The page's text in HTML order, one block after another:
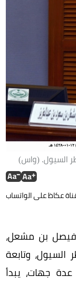
السيول. (واس)
عكاظ على الواتساب
فيصل بن مشعل،
وتابعة
جهات، يبدأ